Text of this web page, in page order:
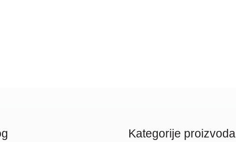
Kategorije proizvoda